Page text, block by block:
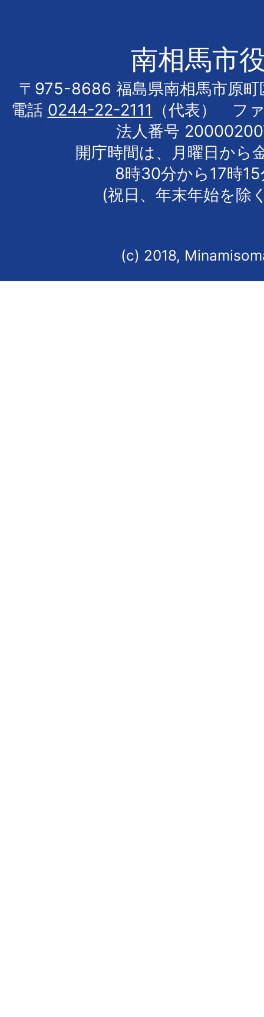
南相馬市
〒975-8686 福島県南相馬市原町
電話 0244-22-2111
（代表） フ
法人番号
開庁時間は、月曜日から
8時30分から17時
(祝日、年末年始を除
(c) 2018,